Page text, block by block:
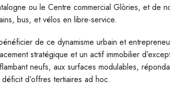
ou le Centre commercial Glòries, et de
bus, et vélos en libre-service.
de ce dynamisme urbain et
stratégique et un actif immobilier
neufs, aux surfaces modulables,
d’offres tertiaires ad hoc.